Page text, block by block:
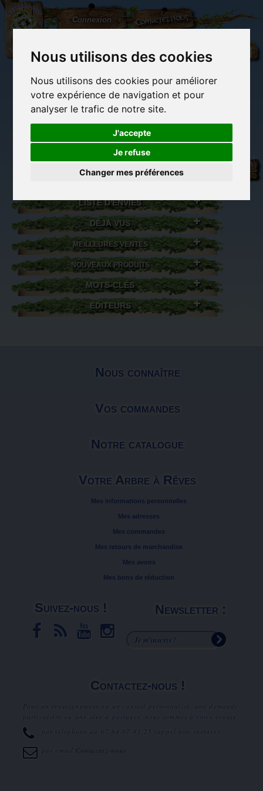
Nous utilisons des cookies
Nous utilisons des cookies pour améliorer
votre expérience de navigation et pour
analyser le trafic de notre site.
J'accepte
Je refuse
Changer mes préférences
L'Arbre
aux
100.000
Connexion Contactez-nous
(vide)
Librairie des
Carterie
originale
Activités
détente et jeux
Objets déco et
LISTE D'ENVIES
DÉJÀ VUS
MEILLEURES VENTES
NOUVEAUX PRODUITS
MOTS-CLÉS
ÉDITEURS
Nous connaître
Vos commandes
Notre catalogue
Votre Arbre à Rêves
Mes informations personnelles
Mes adresses
Mes commandes
Mes retours de marchandise
Mes avoirs
Mes bons de réduction
Suivez-nous ! Newsletter :
Contactez-nous !
Pour un renseignement ou un conseil personnalisé, une demande
particulière ou une idée à partager, nous sommes à votre écoute.
par téléphone au
07.64.07.81.25 (appel non surtaxé).
par email Contactez-nous